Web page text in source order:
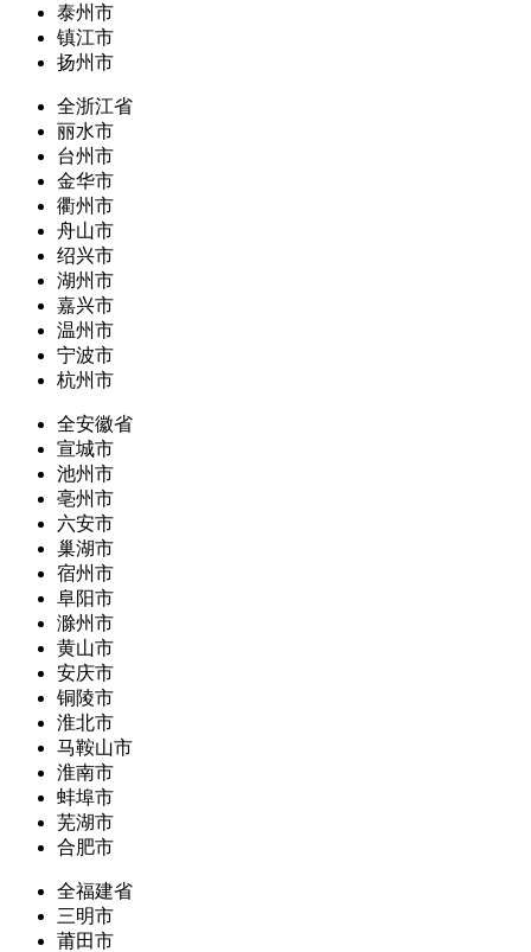
泰州市
镇江市
扬州市
全浙江省
丽水市
台州市
金华市
衢州市
舟山市
绍兴市
湖州市
嘉兴市
温州市
宁波市
杭州市
全安徽省
宣城市
池州市
亳州市
六安市
巢湖市
宿州市
阜阳市
滁州市
黄山市
安庆市
铜陵市
淮北市
马鞍山市
淮南市
蚌埠市
芜湖市
合肥市
全福建省
三明市
莆田市